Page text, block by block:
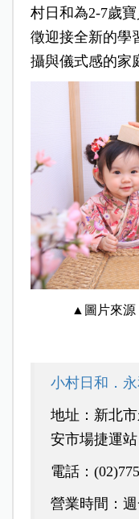
村日和為2-7歲
徵迎接全新的學
攝與儀式感的家
▲圖片來源
小村日和．
地址：新北
安市場捷運站
電話：
營業時間：